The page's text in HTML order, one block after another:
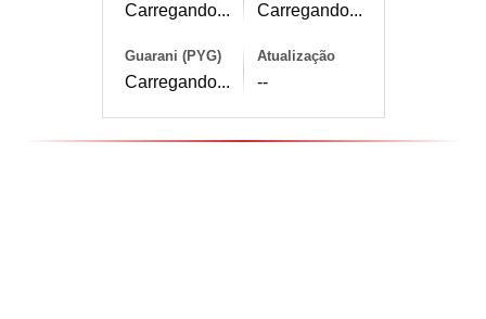
Carregando... Carregando...
Guarani (PYG)
Carregando...
Atualização
--